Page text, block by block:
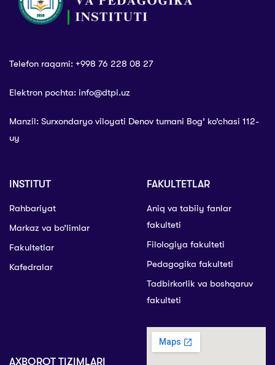
Telefon raqami: +998 76 228 08 27
Elektron pochta: info@dtpi.uz
Manzil: Surxondaryo viloyati Denov tumani Bog’ ko’chasi 112-
uy
INSTITUT
Rahbariyat
Markaz va bo’limlar
Fakultetlar
Kafedralar
FAKULTETLAR
Aniq va tabiiy fanlar
fakulteti
Filologiya fakulteti
Pedagogika fakulteti
Tadbirkorlik va boshqaruv
fakulteti
AXBOROT TIZIMLARI